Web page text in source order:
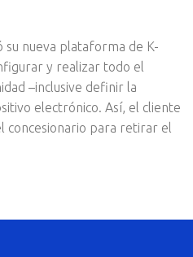
su nueva plataforma de K-
y realizar todo el
–inclusive definir la
electrónico. Así, el cliente
concesionario para retirar el